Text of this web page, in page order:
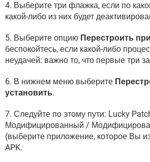
4. Выберите три флажка, если по
какой-либо из них будет
5. Выберите опцию Перестроить
беспокойтесь, если какой-либо
неудачей: важно то, что первые три
6. В нижнем меню выберите
установить.
7. Следуйте по этому пути: Lucky
Модифицированный /
(выберите приложение, которое Вы
APK.